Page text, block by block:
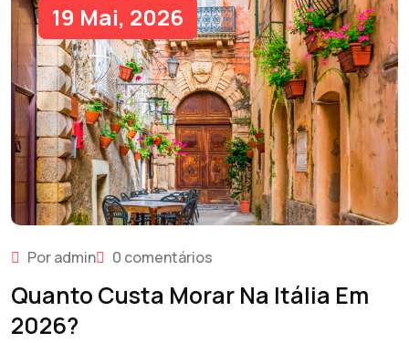
19 Mai, 2026
Por admin 0 comentários
Quanto Custa Morar Na Itália Em
2026?